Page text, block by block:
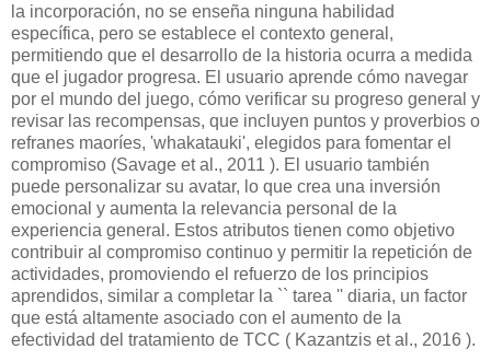
la incorporación, no se enseña ninguna habilidad
específica, pero se establece el contexto general,
permitiendo que el desarrollo de la historia ocurra a medida
que el jugador progresa. El usuario aprende cómo navegar
por el mundo del juego, cómo verificar su progreso general y
revisar las recompensas, que incluyen puntos y proverbios o
refranes maoríes, 'whakatauki', elegidos para fomentar el
compromiso (Savage et al., 2011 ). El usuario también
puede personalizar su avatar, lo que crea una inversión
emocional y aumenta la relevancia personal de la
experiencia general. Estos atributos tienen como objetivo
contribuir al compromiso continuo y permitir la repetición de
actividades, promoviendo el refuerzo de los principios
aprendidos, similar a completar la `` tarea '' diaria, un factor
que está altamente asociado con el aumento de la
efectividad del tratamiento de TCC ( Kazantzis et al., 2016 ).